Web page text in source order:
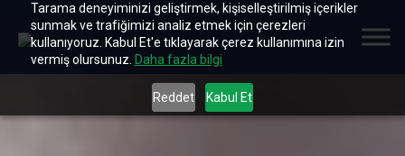
Tarama deneyiminizi geliştirmek, kişiselleştirilmiş içerikler
sunmak ve trafiğimizi analiz etmek için çerezleri
kullanıyoruz. Kabul Et'e tıklayarak çerez kullanımına izin
vermiş olursunuz. Daha fazla bilgi
Reddet Kabul Et